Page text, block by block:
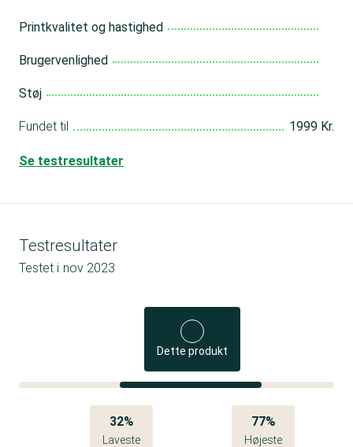
Printkvalitet og hastighed
Brugervenlighed
Støj
Fundet til 1999 Kr.
Se testresultater
Testresultater
Testet i nov 2023
Dette produkt
32%
Laveste
77%
Højeste